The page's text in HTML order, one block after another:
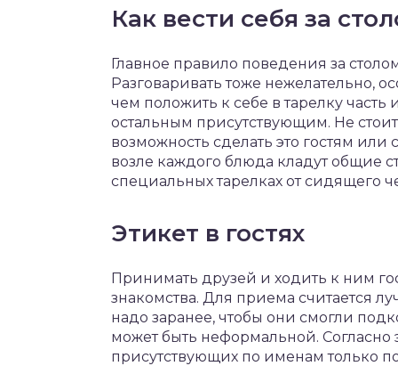
Как вести себя за
Главное правило поведения за
Разговаривать тоже нежелательно,
чем положить к себе в тарелку
остальным присутствующим. Не
возможность сделать это гостям
возле каждого блюда кладут общие
специальных тарелках от сидящего
Этикет в гостях
Принимать друзей и ходить к ним
знакомства. Для приема считается
надо заранее, чтобы они смогли
может быть неформальной. Согласно
присутствующих по именам только